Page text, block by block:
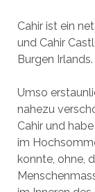
Cahir ist ein
und Cahir
Burgen Irlands.
Umso
nahezu
Cahir und
im
konnte, ohne,